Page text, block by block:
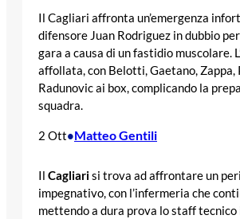
Il Cagliari affronta un’emergenza
difensore Juan Rodriguez in dubbio
gara a causa di un fastidio muscolare.
affollata, con Belotti, Gaetano, Zappa,
Radunovic ai box, complicando la
squadra.
2 Ott•Matteo Gentili
Il Cagliarisi trova ad affrontare un
impegnativo, con l’infermeria che
mettendo a dura prova lo staff